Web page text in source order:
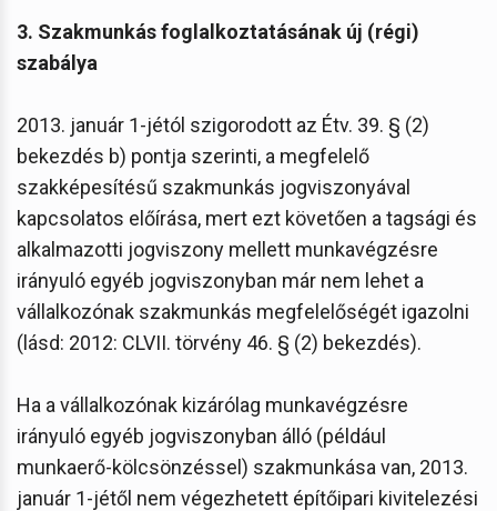
3. Szakmunkás foglalkoztatásának új (régi)
szabálya
2013. január 1-jétól szigorodott az Étv. 39. § (2)
bekezdés b) pontja szerinti, a megfelelő
szakképesítésű szakmunkás jogviszonyával
kapcsolatos előírása, mert ezt követően a tagsági és
alkalmazotti jogviszony mellett munkavégzésre
irányuló egyéb jogviszonyban már nem lehet a
vállalkozónak szakmunkás megfelelőségét igazolni
(lásd: 2012: CLVII. törvény 46. § (2) bekezdés).
Ha a vállalkozónak kizárólag munkavégzésre
irányuló egyéb jogviszonyban álló (például
munkaerő-kölcsönzéssel) szakmunkása van, 2013.
január 1-jétől nem végezhetett építőipari kivitelezési